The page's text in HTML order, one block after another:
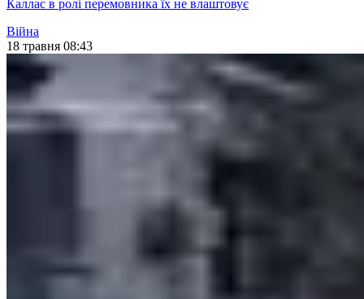
Каллас в ролі перемовника їх не влаштовує
Війна
18 травня 08:43